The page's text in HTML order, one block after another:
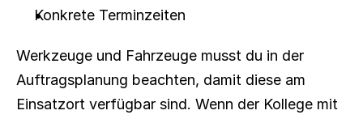
Konkrete Terminzeiten
Werkzeuge und Fahrzeuge musst du in der
Auftragsplanung beachten, damit diese am
Einsatzort verfügbar sind. Wenn der Kollege mit